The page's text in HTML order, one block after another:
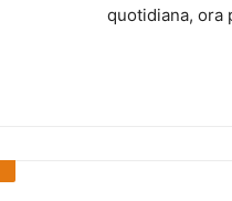
quotidiana, ora